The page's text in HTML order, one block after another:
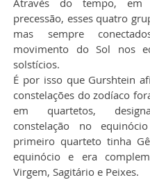
Através do tempo, em
precessão, esses quatro
mas sempre
movimento do Sol nos
solstícios.
É por isso que Gurshtein
constelações do zodíaco
em quartetos,
constelação no
primeiro quarteto tinha
equinócio e era
Virgem, Sagitário e Peixes.